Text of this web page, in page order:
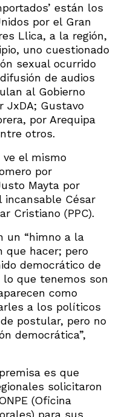
están los
por el Gran
Llica, a la región,
uno cuestionado
sexual ocurrido
de audios
al Gobierno
JxDA; Gustavo
por Arequipa
otros.
el mismo
por
Mayta por
incansable César
Cristiano (PPC).
un “himno a la
que hacer; pero
democrático de
que tenemos son
como
a los políticos
postular, pero no
democrática”,
es que
solicitaron
(Oficina
para sus